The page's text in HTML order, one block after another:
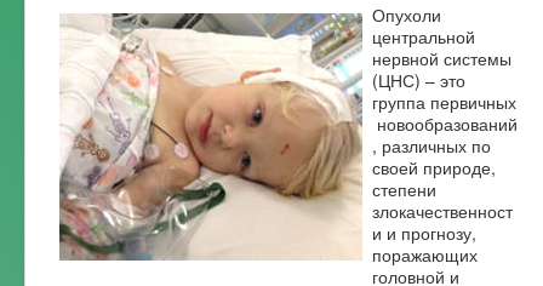
Лечение
Советы врача
Альтернативная медицина
Форум
Опухоли
центральной
нервной системы
(ЦНС) – это
группа первичных
новообразований
, различных по
своей природе,
степени
злокачественност
и и прогнозу,
поражающих
головной и